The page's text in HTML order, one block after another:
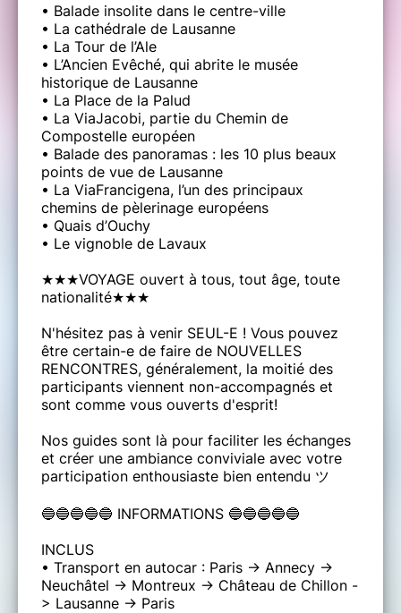
• Balade insolite dans le centre-ville
• La cathédrale de Lausanne
• La Tour de l’Ale
• L’Ancien Evêché, qui abrite le musée
historique de Lausanne
• La Place de la Palud
• La ViaJacobi, partie du Chemin de
Compostelle européen
• Balade des panoramas : les 10 plus beaux
points de vue de Lausanne
• La ViaFrancigena, l’un des principaux
chemins de pèlerinage européens
• Quais d’Ouchy
• Le vignoble de Lavaux
★★★VOYAGE ouvert à tous, tout âge, toute
nationalité★★★
N'hésitez pas à venir SEUL-E ! Vous pouvez
être certain-e de faire de NOUVELLES
RENCONTRES, généralement, la moitié des
participants viennent non-accompagnés et
sont comme vous ouverts d'esprit!
Nos guides sont là pour faciliter les échanges
et créer une ambiance conviviale avec votre
participation enthousiaste bien entendu ツ
🔵🔵🔵🔵🔵 INFORMATIONS 🔵🔵🔵🔵🔵
INCLUS
• Transport en autocar : Paris -> Annecy ->
Neuchâtel -> Montreux -> Château de Chillon -
> Lausanne -> Paris